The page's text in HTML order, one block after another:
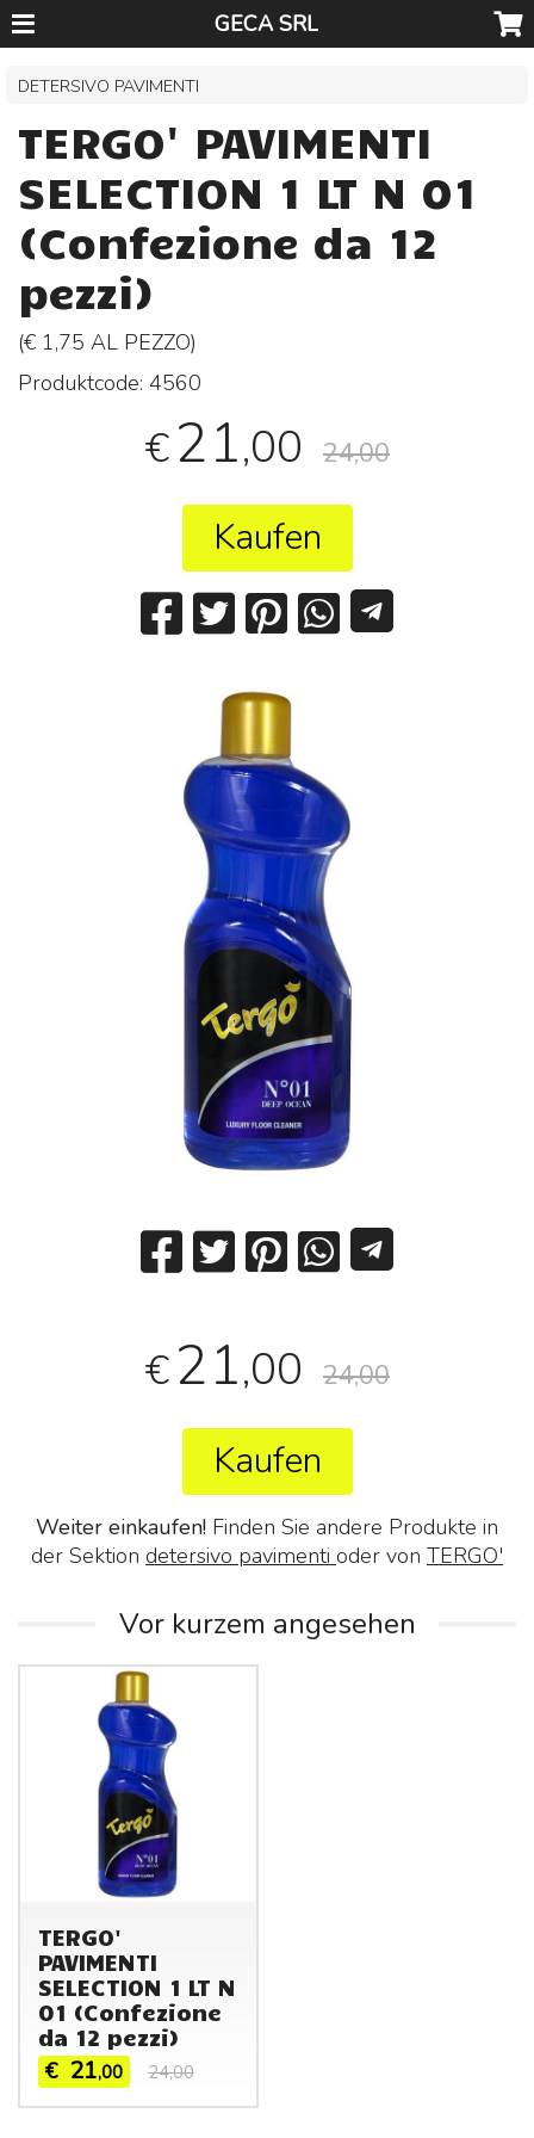
GECA SRL
DETERSIVO PAVIMENTI
TERGO' PAVIMENTI
SELECTION 1 LT N 01
(Confezione da 12
pezzi)
(€ 1,75 AL PEZZO)
Produktcode:4560
€21,00 24,00
Kaufen
€21,00 24,00
Kaufen
Weiter einkaufen! Finden Sie andere Produkte in
der Sektion detersivo pavimenti oder von TERGO'
Vor kurzem angesehen
TERGO'
PAVIMENTI
SELECTION 1 LT N
01 (Confezione
da 12 pezzi)
€ 21,00 24,00